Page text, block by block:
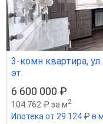
3-комн квартира,
эт.
6 600 000 ₽
104 762 ₽ за м2
Ипотека от 29 124 ₽ в